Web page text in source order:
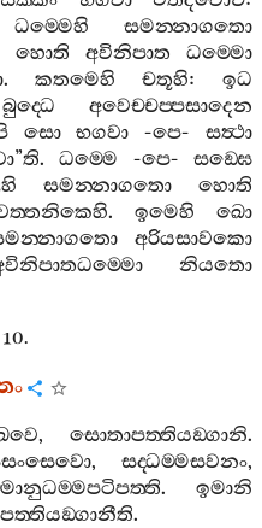
ධම‍්මෙහි
සමන‍්නාගතො
හොති අවිනිපාත
ධම‍්මො
. කතමෙහි චතූහි: ඉධ
බුද‍්ධෙ
අවෙච‍්චප‍්පසාදෙන
සො භගවා -පෙ-සත්‍ථා
”ති.ධම‍්මෙ -පෙ-සඞ‍්ඝෙ
සමන‍්නාගතො
හොති
. ඉමෙහි
ඛො
අරියසාවකො
නියතො
,සොතාපත‍්තියඞ‍්ගානි.
,සද‍්ධම‍්මසවනං,
. ඉමානි
.